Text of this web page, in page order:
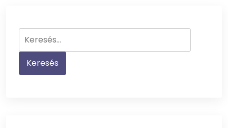
Keresés: